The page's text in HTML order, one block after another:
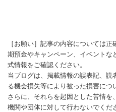
［お願い］記事の内容については
期預金やキャンペーン、イベント
式情報をご確認ください。
当ブログは、掲載情報の誤表記、読
る機会損失等により被った損害につ
さらに、それらを起因とした苦情
機関や団体に対して行わないでくだ